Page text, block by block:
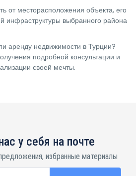
от месторасположения объекта, его
инфраструктуры выбранного района
аренду недвижимости в Турции?
подробной консультации и
своей мечты.
у себя на почте
избранные материалы